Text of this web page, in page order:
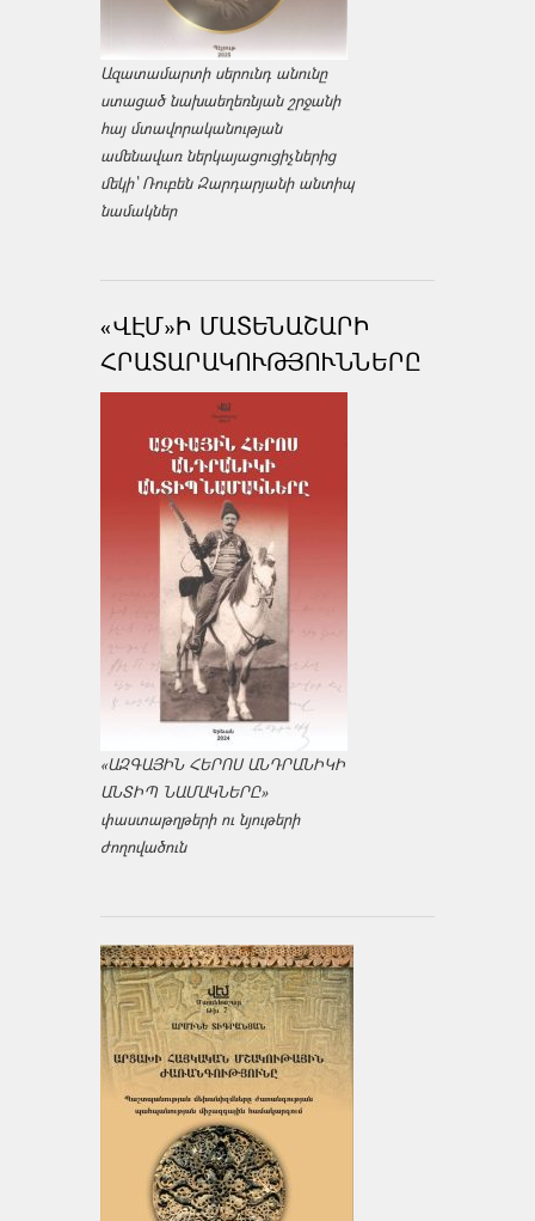
Ազատամարտի սերունդ անունը
ստացած նախաեղեռնյան շրջանի
հայ մտավորականության
ամենավառ ներկայացուցիչներից
մեկի՝ Ռուբեն Զարդարյանի անտիպ
նամակներ
«ՎԷՄ»Ի ՄԱՏԵՆԱՇԱՐԻ
ՀՐԱՏԱՐԱԿՈՒԹՅՈՒՆՆԵՐԸ
«ԱԶԳԱՅԻՆ ՀԵՐՈՍ ԱՆԴՐԱՆԻԿԻ
ԱՆՏԻՊ ՆԱՄԱԿՆԵՐԸ»
փաստաթղթերի ու նյութերի
ժողովածուն